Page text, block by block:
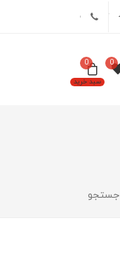
تلگرام
0
سبد خرید
0
جستجو